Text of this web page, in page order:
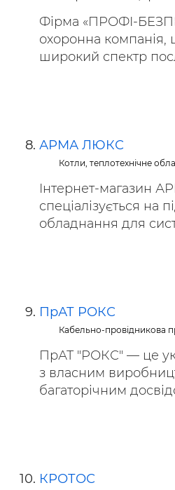
Фірма «ПРОФІ-
охоронна
широкий спектр
АРМА ЛЮКС
Котли, теплотехнічне
Інтернет-магазин
спеціалізується на
обладнання для
ПрАТ РОКС
Кабельно-провідникова
ПрАТ "РОКС" — це
з власним
багаторічним
КРОТОС